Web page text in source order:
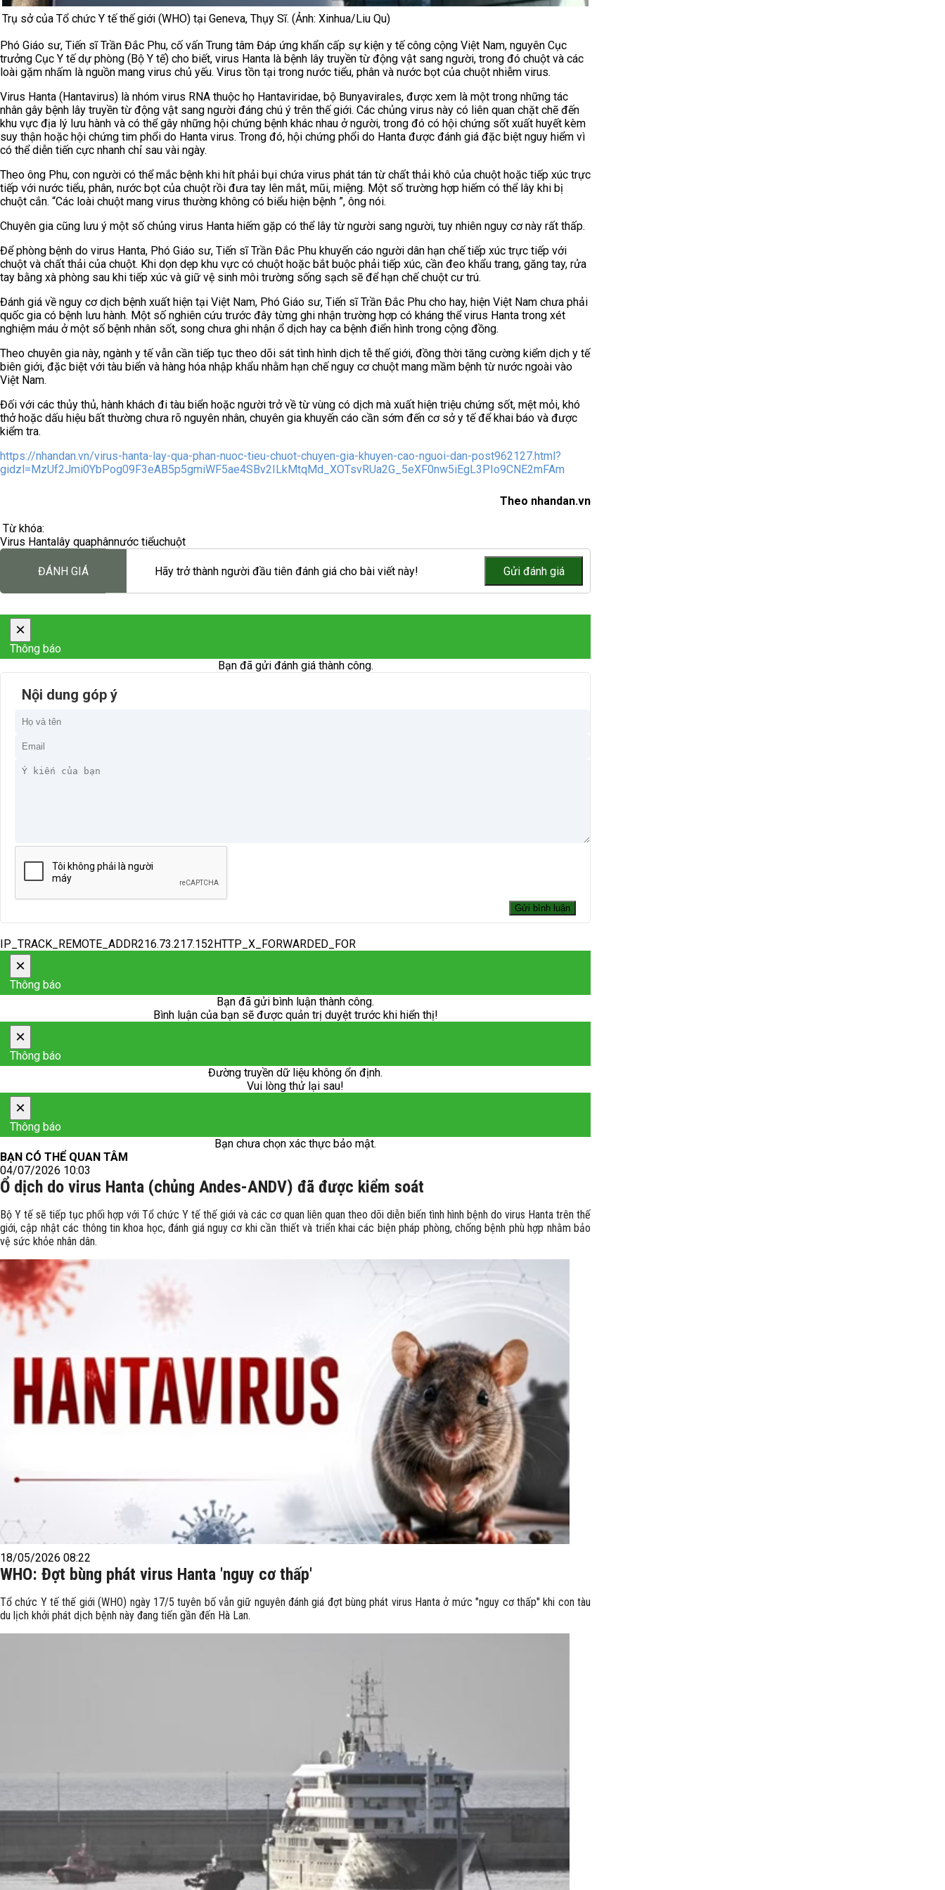
Trụ sở của Tổ chức Y tế thế giới (WHO) tại Geneva, Thụy Sĩ. (Ảnh: Xinhua/Liu Qu)
Phó Giáo sư, Tiến sĩ Trần Đắc Phu, cố vấn Trung tâm Đáp ứng khẩn cấp sự kiện y tế công cộng Việt Nam, nguyên Cục
trưởng Cục Y tế dự phòng (Bộ Y tế) cho biết, virus Hanta là bệnh lây truyền từ động vật sang người, trong đó chuột và các
loài gặm nhấm là nguồn mang virus chủ yếu. Virus tồn tại trong nước tiểu, phân và nước bọt của chuột nhiễm virus.
Virus Hanta (Hantavirus) là nhóm virus RNA thuộc họ Hantaviridae, bộ Bunyavirales, được xem là một trong những tác
nhân gây bệnh lây truyền từ động vật sang người đáng chú ý trên thế giới. Các chủng virus này có liên quan chặt chẽ đến
khu vực địa lý lưu hành và có thể gây những hội chứng bệnh khác nhau ở người, trong đó có hội chứng sốt xuất huyết kèm
suy thận hoặc hội chứng tim phổi do Hanta virus. Trong đó, hội chứng phổi do Hanta được đánh giá đặc biệt nguy hiểm vì
có thể diễn tiến cực nhanh chỉ sau vài ngày.
Theo ông Phu, con người có thể mắc bệnh khi hít phải bụi chứa virus phát tán từ chất thải khô của chuột hoặc tiếp xúc trực
tiếp với nước tiểu, phân, nước bọt của chuột rồi đưa tay lên mắt, mũi, miệng. Một số trường hợp hiếm có thể lây khi bị
chuột cắn. “Các loài chuột mang virus thường không có biểu hiện bệnh ”, ông nói.
Chuyên gia cũng lưu ý một số chủng virus Hanta hiếm gặp có thể lây từ người sang người, tuy nhiên nguy cơ này rất thấp.
Để phòng bệnh do virus Hanta, Phó Giáo sư, Tiến sĩ Trần Đắc Phu khuyến cáo người dân hạn chế tiếp xúc trực tiếp với
chuột và chất thải của chuột. Khi dọn dẹp khu vực có chuột hoặc bắt buộc phải tiếp xúc, cần đeo khẩu trang, găng tay, rửa
tay bằng xà phòng sau khi tiếp xúc và giữ vệ sinh môi trường sống sạch sẽ để hạn chế chuột cư trú.
Đánh giá về nguy cơ dịch bệnh xuất hiện tại Việt Nam, Phó Giáo sư, Tiến sĩ Trần Đắc Phu cho hay, hiện Việt Nam chưa phải
quốc gia có bệnh lưu hành. Một số nghiên cứu trước đây từng ghi nhận trường hợp có kháng thể virus Hanta trong xét
nghiệm máu ở một số bệnh nhân sốt, song chưa ghi nhận ổ dịch hay ca bệnh điển hình trong cộng đồng.
Theo chuyên gia này, ngành y tế vẫn cần tiếp tục theo dõi sát tình hình dịch tễ thế giới, đồng thời tăng cường kiểm dịch y tế
biên giới, đặc biệt với tàu biển và hàng hóa nhập khẩu nhằm hạn chế nguy cơ chuột mang mầm bệnh từ nước ngoài vào
Việt Nam.
Đối với các thủy thủ, hành khách đi tàu biển hoặc người trở về từ vùng có dịch mà xuất hiện triệu chứng sốt, mệt mỏi, khó
thở hoặc dấu hiệu bất thường chưa rõ nguyên nhân, chuyên gia khuyến cáo cần sớm đến cơ sở y tế để khai báo và được
kiểm tra.
https://nhandan.vn/virus-hanta-lay-qua-phan-nuoc-tieu-chuot-chuyen-gia-khuyen-cao-nguoi-dan-post962127.html?
gidzl=MzUf2Jmi0YbPog09F3eAB5p5gmiWF5ae4SBv2ILkMtqMd_XOTsvRUa2G_5eXF0nw5iEgL3PIo9CNE2mFAm
Theo nhandan.vn
Từ khóa:
Virus Hantalây quaphânnước tiểuchuột
ĐÁNH GIÁ Hãy trở thành người đầu tiên đánh giá cho bài viết này!
×
Thông báo
Bạn đã gửi đánh giá thành công.
Nội dung góp ý
IP_TRACK_REMOTE_ADDR216.73.217.152HTTP_X_FORWARDED_FOR
×
Thông báo
Bạn đã gửi bình luận thành công.
Bình luận của bạn sẽ được quản trị duyệt trước khi hiển thị!
×
Thông báo
Đường truyền dữ liệu không ổn định.
Vui lòng thử lại sau!
×
Thông báo
Bạn chưa chọn xác thực bảo mật.
BẠN CÓ THỂ QUAN TÂM
04/07/2026 10:03
Ổ dịch do virus Hanta (chủng Andes-ANDV) đã được kiểm soát
Bộ Y tế sẽ tiếp tục phối hợp với Tổ chức Y tế thế giới và các cơ quan liên quan theo dõi diễn biến tình hình bệnh do virus Hanta trên thế
giới, cập nhật các thông tin khoa học, đánh giá nguy cơ khi cần thiết và triển khai các biện pháp phòng, chống bệnh phù hợp nhằm bảo
vệ sức khỏe nhân dân.
18/05/2026 08:22
WHO: Đợt bùng phát virus Hanta 'nguy cơ thấp'
Tổ chức Y tế thế giới (WHO) ngày 17/5 tuyên bố vẫn giữ nguyên đánh giá đợt bùng phát virus Hanta ở mức "nguy cơ thấp" khi con tàu
du lịch khởi phát dịch bệnh này đang tiến gần đến Hà Lan.